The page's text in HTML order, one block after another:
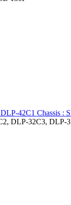
42C1 Chassis :
DLP-32C3,